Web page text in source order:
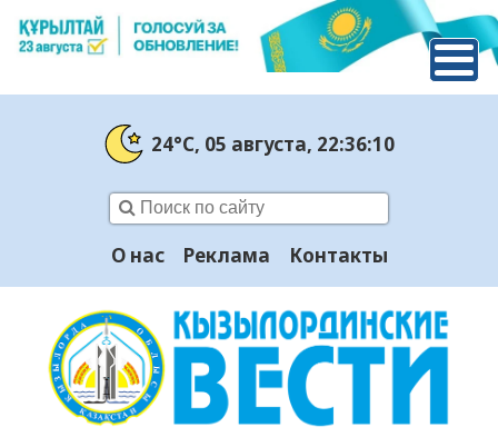
24°C, 05 августа, 22:36:11
О нас Реклама Контакты